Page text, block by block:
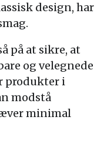
design, har
på at sikre, at
og velegnede
produkter i
modstå
minimal